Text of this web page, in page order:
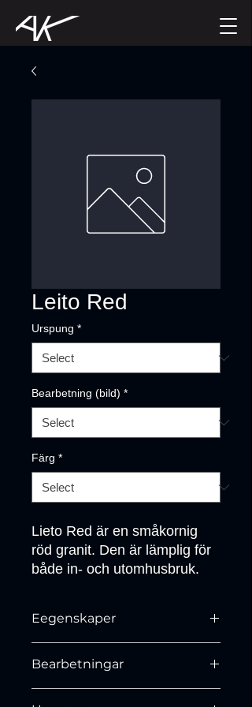
Leito Red
Urspung *
Bearbetning (bild) *
Färg *
Lieto Red är en småkornig
röd granit. Den är lämplig för
både in- och utomhusbruk.
Eegenskaper
EN 1936 – 2620 kg/m3
Bearbetningar